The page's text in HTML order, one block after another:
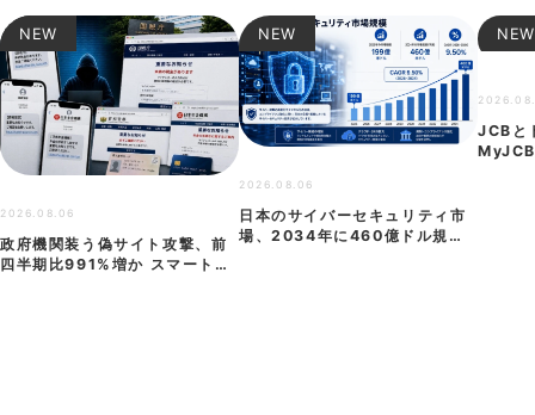
NEW
2026.08.06
政府機関装う偽サイト攻撃、前
四半期比991%増か スマートフ
NEW
2026.08.06
日本のサイバーセキュリティ市
場、2034年に460億ドル規模
NEW
JCBと